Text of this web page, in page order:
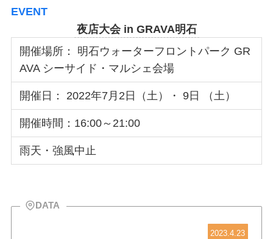
EVENT
夜店大会 in GRAVA明石
開催場所： 明石ウォーターフロントパーク GR
AVA シーサイド・マルシェ会場
開催日： 2022年7月2日（土）・ 9日 （土）
開催時間：16:00～21:00
雨天・強風中止
DATA
2023.4.23